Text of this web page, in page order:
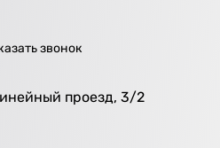
звонок
проезд, 3/2